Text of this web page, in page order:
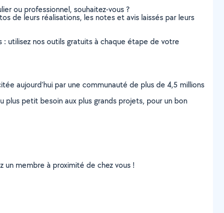
ou professionnel, souhaitez-vous ?
de leurs réalisations, les notes et avis laissés par leurs
utilisez nos outils gratuits à chaque étape de votre
aujourd’hui par une communauté de plus de 4,5 millions
petit besoin aux plus grands projets, pour un bon
un membre à proximité de chez vous !